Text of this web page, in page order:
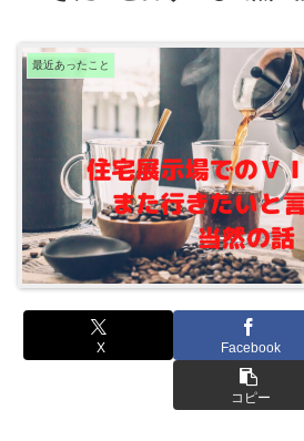
最近あったこと
X Facebook
コピー